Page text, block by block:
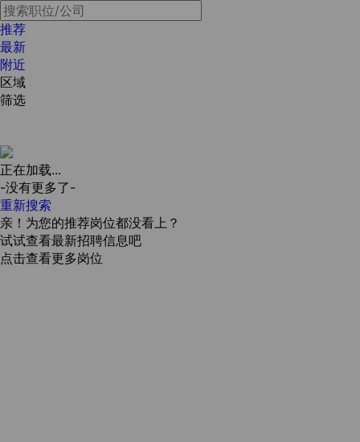
推荐
最新
附近
区域
筛选
正在加载...
-没有更多了-
重新搜索
亲！为您的推荐岗位都没看上？
试试查看最新招聘信息吧
点击查看更多岗位